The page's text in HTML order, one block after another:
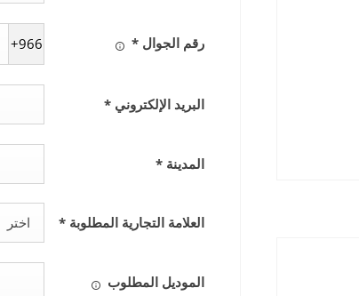
رقم الجوال *
+966
البريد الإلكتروني *
المدينة *
العلامة التجارية المطلوبة * اختر
الموديل المطلوب